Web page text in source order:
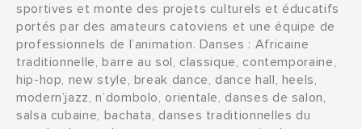
sportives et monte des projets culturels et éducatifs
portés par des amateurs catoviens et une équipe de
professionnels de l’animation. Danses : Africaine
traditionnelle, barre au sol, classique, contemporaine,
hip-hop, new style, break dance, dance hall, heels,
modern’jazz, n’dombolo, orientale, danses de salon,
salsa cubaine, bachata, danses traditionnelles du